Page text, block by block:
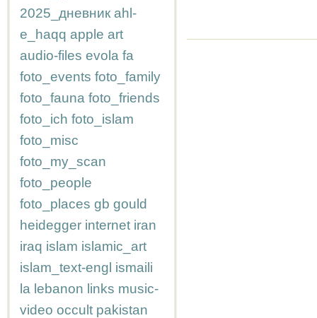
2025_дневник ahl-
e_haqq apple art
audio-files evola fa
foto_events foto_family
foto_fauna foto_friends
foto_ich foto_islam
foto_misc
foto_my_scan
foto_people
foto_places gb gould
heidegger internet iran
iraq islam islamic_art
islam_text-engl ismaili
la lebanon links music-
video occult pakistan